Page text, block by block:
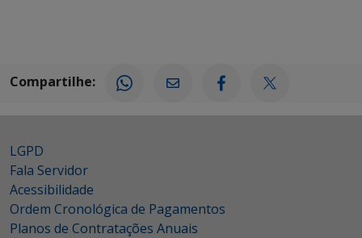
Compartilhe:
LGPD
Fala Servidor
Acessibilidade
Ordem Cronológica de Pagamentos
Planos de Contratações Anuais